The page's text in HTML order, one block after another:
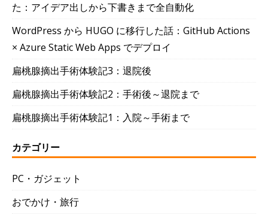
た：アイデア出しから下書きまで全自動化
WordPress から HUGO に移行した話：GitHub Actions
× Azure Static Web Apps でデプロイ
扁桃腺摘出手術体験記3：退院後
扁桃腺摘出手術体験記2：手術後～退院まで
扁桃腺摘出手術体験記1：入院～手術まで
カテゴリー
PC・ガジェット
おでかけ・旅行